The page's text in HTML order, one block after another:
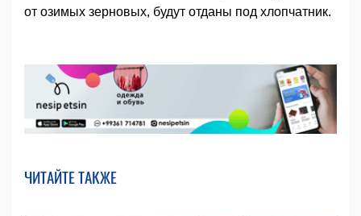
от озимых зерновых, будут отданы под хлопчатник.
ЧИТАЙТЕ ТАКЖЕ